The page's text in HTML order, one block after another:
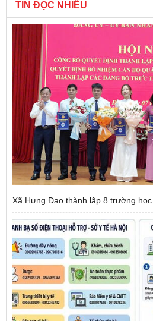
TIN ĐỌC NHIỀU
Xã Hưng Đạo thành lập 8 trường